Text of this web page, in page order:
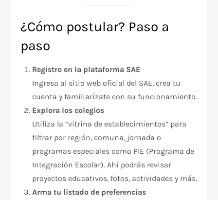
¿Cómo postular? Paso a
paso
Registro en la plataforma SAE
Ingresa al sitio web oficial del SAE, crea tu
cuenta y familiarízate con su funcionamiento.
Explora los colegios
Utiliza la “vitrina de establecimientos” para
filtrar por región, comuna, jornada o
programas especiales como PIE (Programa de
Integración Escolar). Ahí podrás revisar
proyectos educativos, fotos, actividades y más.
Arma tu listado de preferencias